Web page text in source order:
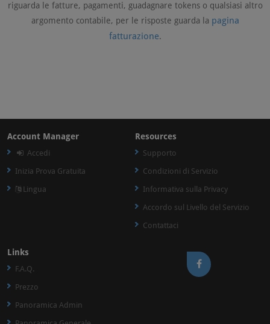
riguarda le fatture, pagamenti, guadagnare tokens o qualsiasi altro
argomento contabile, per le risposte guarda la pagina
fatturazione.
Account Manager
Accedi
Inizia Prova Gratuita
Lingua
Resources
Supporto
Condizioni di Servizio
Informativa sulla Privacy
Accordo sul Livello del Servizio
Contattaci
Links
F.A.Q.
Prezzo
Panoramica Admin